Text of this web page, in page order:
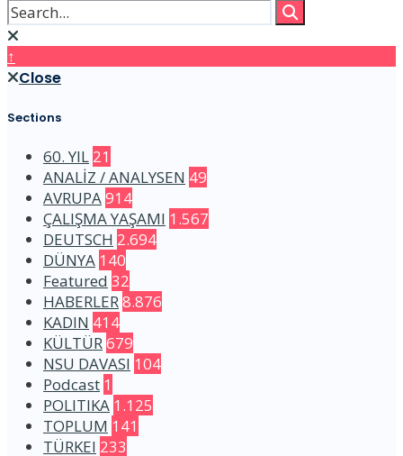
↑
Close
Sections
60. YIL 21
ANALİZ / ANALYSEN 49
AVRUPA914
ÇALIŞMA YAŞAMI 1.567
DEUTSCH 2.694
DÜNYA 140
Featured 32
HABERLER8.876
KADIN 414
KÜLTÜR679
NSU DAVASI 104
Podcast 1
POLITIKA 1.125
TOPLUM 141
TÜRKEI 233